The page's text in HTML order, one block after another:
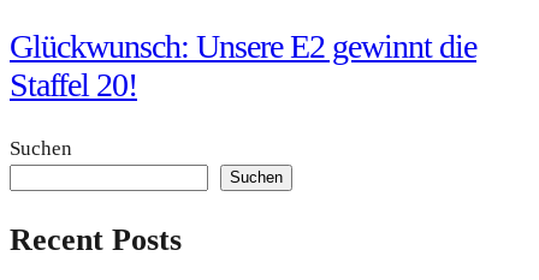
Glückwunsch: Unsere E2 gewinnt die
Staffel 20!
Suchen
Suchen
Recent Posts